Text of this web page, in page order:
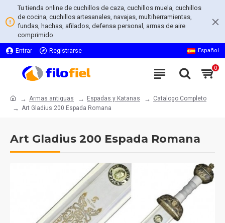
Tu tienda online de cuchillos de caza, cuchillos muela, cuchillos
de cocina, cuchillos artesanales, navajas, multiherramientas,
fundas, hachas, afilados, defensa personal, armas de aire
comprimido
Entrar Registrarse Español
0
Armas antiguas Espadas y Katanas
Catalogo Completo
Art Gladius 200 Espada Romana
Art Gladius 200 Espada Romana